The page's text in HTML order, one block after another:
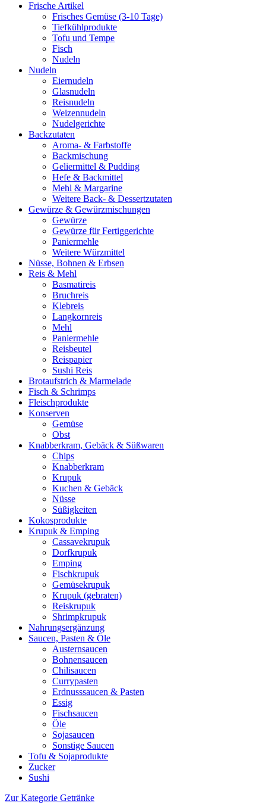
Frische Artikel
Frisches Gemüse (3-10 Tage)
Tiefkühlprodukte
Tofu und Tempe
Fisch
Nudeln
Nudeln
Eiernudeln
Glasnudeln
Reisnudeln
Weizennudeln
Nudelgerichte
Backzutaten
Aroma- & Farbstoffe
Backmischung
Geliermittel & Pudding
Hefe & Backmittel
Mehl & Margarine
Weitere Back- & Dessertzutaten
Gewürze & Gewürzmischungen
Gewürze
Gewürze für Fertiggerichte
Paniermehle
Weitere Würzmittel
Nüsse, Bohnen & Erbsen
Reis & Mehl
Basmatireis
Bruchreis
Klebreis
Langkornreis
Mehl
Paniermehle
Reisbeutel
Reispapier
Sushi Reis
Brotaufstrich & Marmelade
Fisch & Schrimps
Fleischprodukte
Konserven
Gemüse
Obst
Knabberkram, Gebäck & Süßwaren
Chips
Knabberkram
Krupuk
Kuchen & Gebäck
Nüsse
Süßigkeiten
Kokosprodukte
Krupuk & Emping
Cassavekrupuk
Dorfkrupuk
Emping
Fischkrupuk
Gemüsekrupuk
Krupuk (gebraten)
Reiskrupuk
Shrimpkrupuk
Nahrungsergänzung
Saucen, Pasten & Öle
Austernsaucen
Bohnensaucen
Chilisaucen
Currypasten
Erdnusssaucen & Pasten
Essig
Fischsaucen
Öle
Sojasaucen
Sonstige Saucen
Tofu & Sojaprodukte
Zucker
Sushi
Zur Kategorie Getränke